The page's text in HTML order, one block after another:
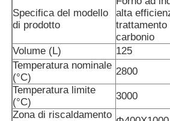
Notizie
Casi
Richieda una citazione
Specifica del modello
di prodotto
alta
carbonio
Volume (L)
125
Temperatura nominale
(°C)
2800
Temperatura limite
(°C)
3000
Zona di riscaldamento